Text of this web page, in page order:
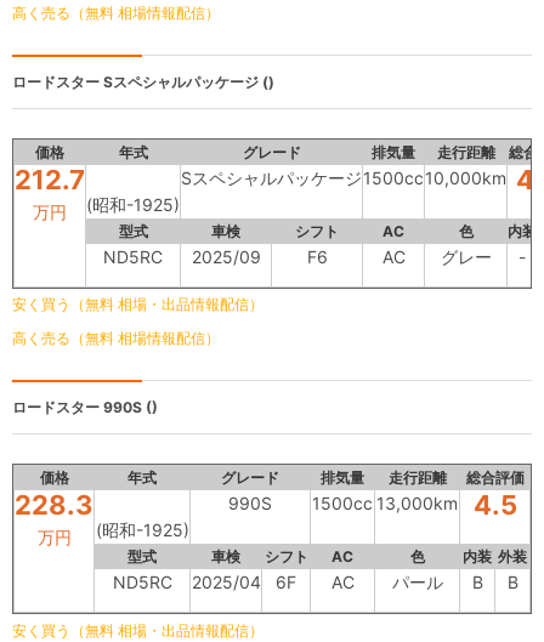
高く売る（無料 相場情報配信）
ロードスター Sスペシャルパッケージ ()
価格 年式 グレード 排気量 走行距離 総合
212.7
万円 (昭和-1925)
Sスペシャルパッケージ1500cc10,000km
型式 車検 シフト AC 色 内装
ND5RC 2025/09 F6 AC グレー -
安く買う（無料 相場・出品情報配信）
高く売る（無料 相場情報配信）
ロードスター 990S ()
価格 年式 グレード 排気量 走行距離 総合評価
228.3
万円 (昭和-1925)
990S 1500cc 13,000km 4.5
型式 車検 シフト AC 色 内装 外装
ND5RC 2025/04 6F AC パール B B
安く買う（無料 相場・出品情報配信）